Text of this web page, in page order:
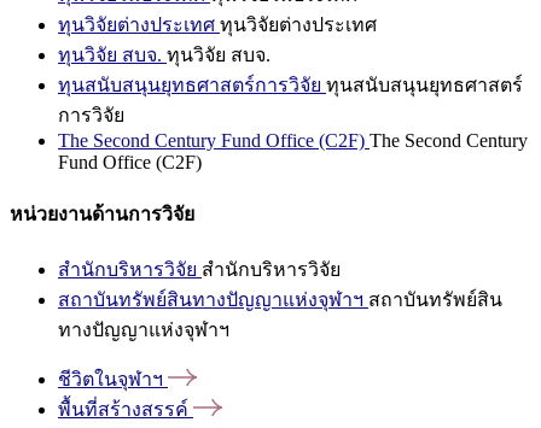
ทุนวิจัยต่างประเทศ ทุนวิจัยต่างประเทศ
ทุนวิจัย สบจ. ทุนวิจัย สบจ.
ทุนสนับสนุนยุทธศาสตร์การวิจัย ทุนสนับสนุนยุทธศาสตร์
การวิจัย
The Second Century Fund Office (C2F) The Second Century
Fund Office (C2F)
หน่วยงานด้านการวิจัย
สำนักบริหารวิจัย สำนักบริหารวิจัย
สถาบันทรัพย์สินทางปัญญาแห่งจุฬาฯ สถาบันทรัพย์สิน
ทางปัญญาแห่งจุฬาฯ
ชีวิตในจุฬาฯ
พื้นที่สร้างสรรค์